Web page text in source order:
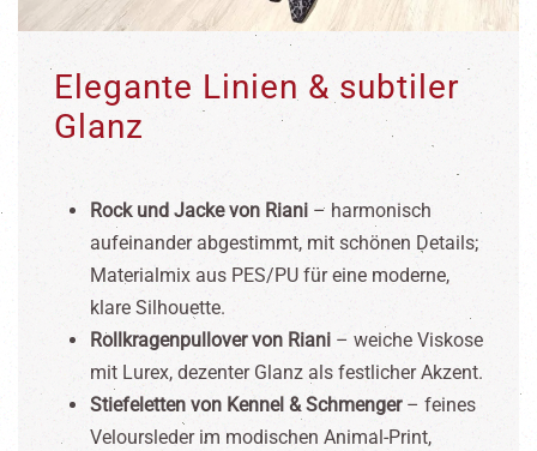
Elegante Linien & subtiler
Glanz
Rock und Jacke von Riani – harmonisch
aufeinander abgestimmt, mit schönen Details;
Materialmix aus PES/PU für eine moderne,
klare Silhouette.
Rollkragenpullover von Riani – weiche Viskose
mit Lurex, dezenter Glanz als festlicher Akzent.
Stiefeletten von Kennel & Schmenger– feines
Veloursleder im modischen Animal-Print,